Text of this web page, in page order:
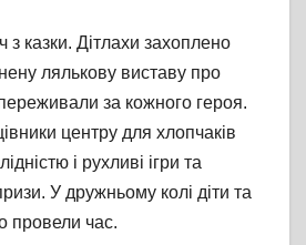
з казки. Дітлахи захоплено
лялькову виставу про
за кожного героя.
центру для хлопчаків
і рухливі ігри та
У дружньому колі діти та
провели час.